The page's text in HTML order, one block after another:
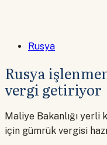
Rusya
Rusya
vergi getiriyor
Maliye Bakanlığı
için gümrük vergisi